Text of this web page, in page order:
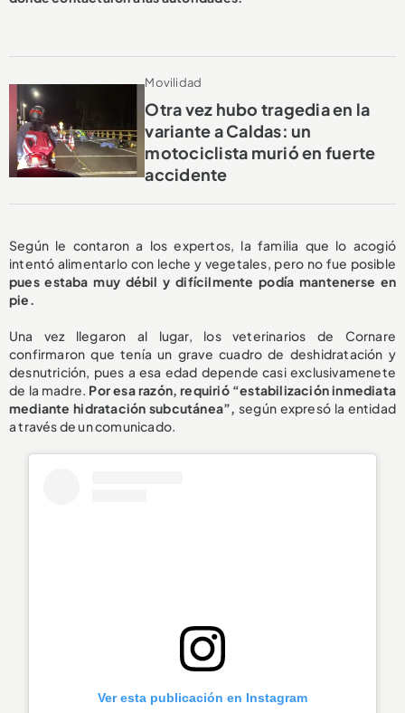
Movilidad
Otra vez hubo tragedia en la
variante a Caldas: un
motociclista murió en fuerte
accidente
Según le contaron a los expertos, la familia que lo acogió
intentó alimentarlo con leche y vegetales, pero no fue posible
pues estaba muy débil y difícilmente podía mantenerse en
pie.
Una vez llegaron al lugar, los veterinarios de Cornare
confirmaron que tenía un grave cuadro de deshidratación y
desnutrición, pues a esa edad depende casi exclusivamenete
de la madre. Por esa razón, requirió “estabilización inmediata
mediante hidratación subcutánea”, según expresó la entidad
a través de un comunicado.
Ver esta publicación en Instagram